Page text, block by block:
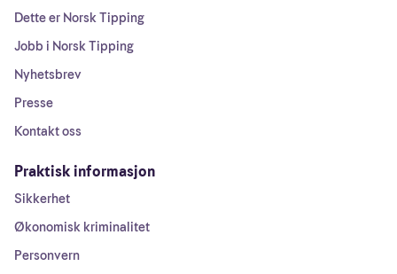
Dette er Norsk Tipping
Jobb i Norsk Tipping
Nyhetsbrev
Presse
Kontakt oss
Praktisk informasjon
Sikkerhet
Økonomisk kriminalitet
Personvern